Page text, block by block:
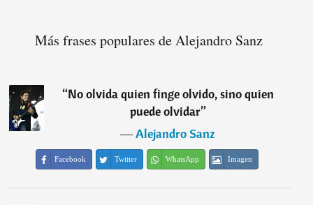
Más frases populares de Alejandro Sanz
“No olvida quien finge olvido, sino quien
puede olvidar”
―Alejandro Sanz
Facebook Twitter WhatsApp Imagen